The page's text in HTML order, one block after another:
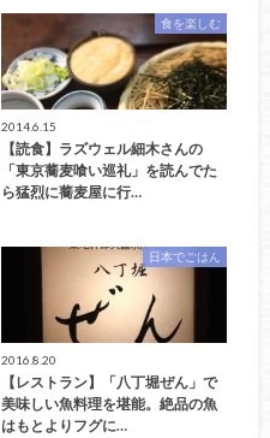
食を楽しむ
2014.6.15
【読食】ラズウェル細木さんの
「東京蕎麦喰い巡礼」を読んでた
ら猛烈に蕎麦屋に行…
日本でごはん
2016.8.20
【レストラン】「八丁堀ぜん」で
美味しい魚料理を堪能。絶品の魚
はもとよりフグに…